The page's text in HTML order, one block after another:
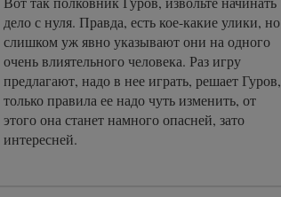
дело с нуля. Правда, есть кое-какие улики, но
слишком уж явно указывают они на одного
очень влиятельного человека. Раз игру
предлагают, надо в нее играть, решает Гуров,
только правила ее надо чуть изменить, от
этого она станет намного опасней, зато
интересней.